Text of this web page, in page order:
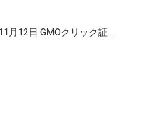
月12日 GMOクリック証 …